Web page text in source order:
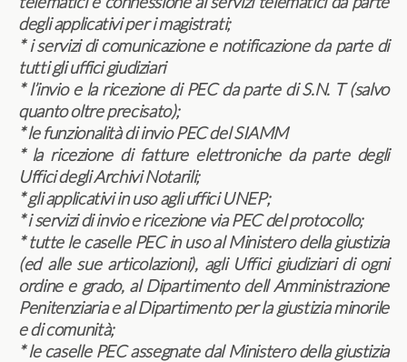
degli applicativi per i magistrati;
* i servizi di comunicazione e notificazione da parte di
tutti gli uffici giudiziari
* l’invio e la ricezione di PEC da parte di S.N. T (salvo
quanto oltre precisato);
* le funzionalità di invio PEC del SIAMM
* la ricezione di fatture elettroniche da parte degli
Uffici degli Archivi Notarili;
* gli applicativi in uso agli uffici UNEP;
* i servizi di invio e ricezione via PEC del protocollo;
* tutte le caselle PEC in uso al Ministero della giustizia
(ed alle sue articolazioni), agli Uffici giudiziari di ogni
ordine e grado, al Dipartimento dell Amministrazione
Penitenziaria e al Dipartimento per la giustizia minorile
e di comunità;
* le caselle PEC assegnate dal Ministero della giustizia